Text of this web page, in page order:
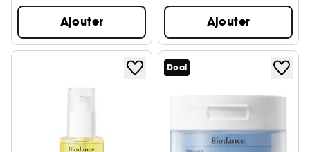
Ajouter Ajouter
Deal